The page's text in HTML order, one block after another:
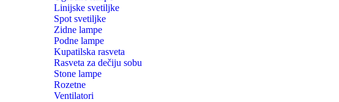
Linijske svetiljke
Spot svetiljke
Zidne lampe
Podne lampe
Kupatilska rasveta
Rasveta za dečiju sobu
Stone lampe
Rozetne
Ventilatori